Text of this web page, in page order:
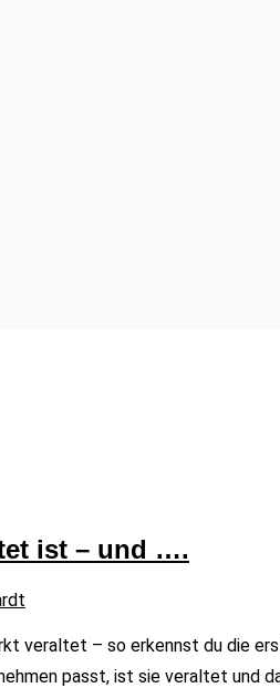
ist – und ….
veraltet – so erkennst du die
passt, ist sie veraltet und